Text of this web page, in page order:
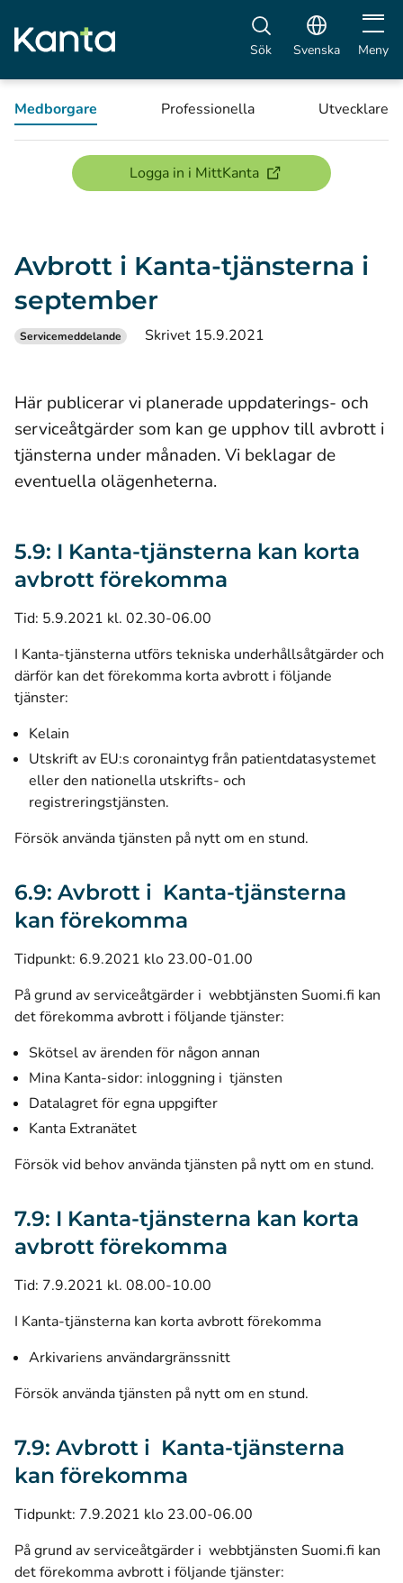
Sök Svenska Öppna
Meny
Medborgare Professionella Utvecklare
Logga in i MittKanta(öppnas i ett nytt
Avbrott i Kanta-tjänsterna i
september
Servicemeddelande Skrivet 15.9.2021
Här publicerar vi planerade uppdaterings- och
serviceåtgärder som kan ge upphov till avbrott i
tjänsterna under månaden. Vi beklagar de
eventuella olägenheterna.
5.9: I Kanta-tjänsterna kan korta
avbrott förekomma
Tid: 5.9.2021 kl. 02.30-06.00
I Kanta-tjänsterna utförs tekniska underhållsåtgärder och
därför kan det förekomma korta avbrott i följande
tjänster:
Kelain
Utskrift av EU:s coronaintyg från patientdatasystemet
eller den nationella utskrifts- och
registreringstjänsten.
Försök använda tjänsten på nytt om en stund.
6.9: Avbrott i Kanta-tjänsterna
kan förekomma
Tidpunkt: 6.9.2021 klo 23.00-01.00
På grund av serviceåtgärder i webbtjänsten Suomi.fi kan
det förekomma avbrott i följande tjänster:
Skötsel av ärenden för någon annan
Mina Kanta-sidor: inloggning i tjänsten
Datalagret för egna uppgifter
Kanta Extranätet
Försök vid behov använda tjänsten på nytt om en stund.
7.9: I Kanta-tjänsterna kan korta
avbrott förekomma
Tid: 7.9.2021 kl. 08.00-10.00
I Kanta-tjänsterna kan korta avbrott förekomma
Arkivariens användargränssnitt
Försök använda tjänsten på nytt om en stund.
7.9: Avbrott i Kanta-tjänsterna
kan förekomma
Tidpunkt: 7.9.2021 klo 23.00-06.00
På grund av serviceåtgärder i webbtjänsten Suomi.fi kan
det förekomma avbrott i följande tjänster: